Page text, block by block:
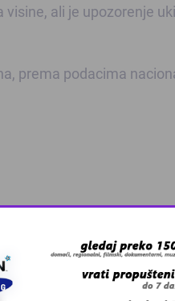
ali je upozorenje
prema podacima